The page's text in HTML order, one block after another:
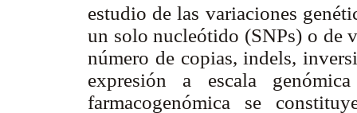
estudio de las variaciones
un solo nucleótido (SNPs) o de
número de copias, indels,
expresión a escala
farmacogenómica se